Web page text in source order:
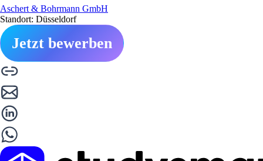
Aschert & Bohrmann GmbH
Standort: Düsseldorf
Jetzt bewerben